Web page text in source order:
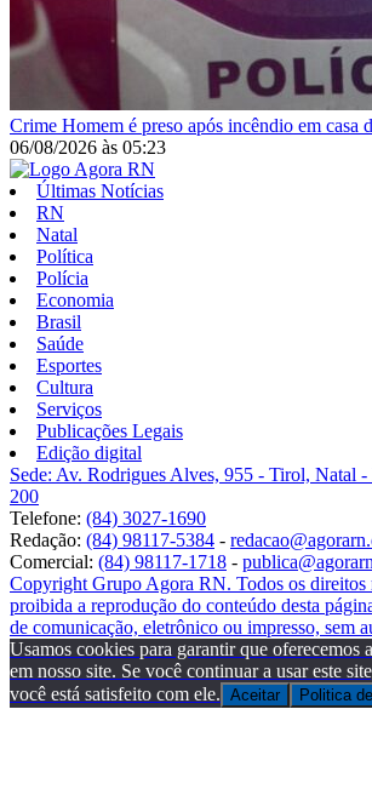
Crime Homem é preso após incêndio em casa
06/08/2026 às 05:23
Últimas Notícias
RN
Natal
Política
Polícia
Economia
Brasil
Saúde
Esportes
Cultura
Serviços
Publicações Legais
Edição digital
Sede: Av. Rodrigues Alves, 955 - Tirol, Natal
200
Telefone: (84) 3027-1690
Redação: (84) 98117-5384 -
Comercial: (84) 98117-1718 -
Copyright Grupo Agora RN. Todos os direitos
proibida a reprodução do conteúdo desta
de comunicação, eletrônico ou impresso, sem
Usamos cookies para garantir que oferecemos
em nosso site. Se você continuar a usar este
você está satisfeito com ele. Aceitar Politica